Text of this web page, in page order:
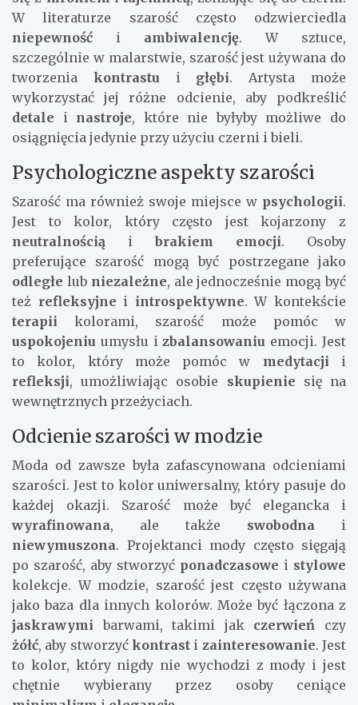
W literaturze szarość często odzwierciedla
niepewność i ambiwalencję. W sztuce,
szczególnie w malarstwie, szarość jest używana do
tworzenia kontrastui głębi. Artysta może
wykorzystać jej różne odcienie, aby podkreślić
detale i nastroje, które nie byłyby możliwe do
osiągnięcia jedynie przy użyciu czerni i bieli.
Psychologiczne aspekty szarości
Szarość ma również swoje miejsce w psychologii.
Jest to kolor, który często jest kojarzony z
neutralnością i brakiem emocji. Osoby
preferujące szarość mogą być postrzegane jako
odległe lub niezależne, ale jednocześnie mogą być
też refleksyjne i introspektywne. W kontekście
terapii kolorami, szarość może pomóc w
uspokojeniu umysłu izbalansowaniu emocji. Jest
to kolor, który może pomóc w medytacji i
refleksji, umożliwiając osobie skupienie się na
wewnętrznych przeżyciach.
Odcienie szarości w modzie
Moda od zawsze była zafascynowana odcieniami
szarości. Jest to kolor uniwersalny, który pasuje do
każdej okazji. Szarość może być elegancka i
wyrafinowana, ale także swobodna i
niewymuszona. Projektanci mody często sięgają
po szarość, aby stworzyć ponadczasowe i stylowe
kolekcje. W modzie, szarość jest często używana
jako baza dla innych kolorów. Może być łączona z
jaskrawymi barwami, takimi jak czerwień czy
żółć, aby stworzyć kontrast i zainteresowanie. Jest
to kolor, który nigdy nie wychodzi z mody i jest
chętnie wybierany przez osoby ceniące